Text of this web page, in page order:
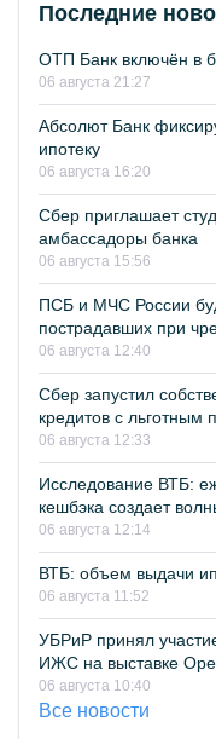
Последние
ОТП Банк включён в
06 августа 21:27
Абсолют Банк
ипотеку
06 августа 16:20
Сбер приглашает
амбассадоры банка
06 августа 15:56
ПСБ и МЧС России
пострадавших при
06 августа 12:40
Сбер запустил
кредитов с льготным
06 августа 12:33
Исследование ВТБ:
кешбэка создает
06 августа 12:14
ВТБ: объем выдачи
06 августа 11:52
УБРиР принял
ИЖС на выставке
06 августа 10:40
Все новости